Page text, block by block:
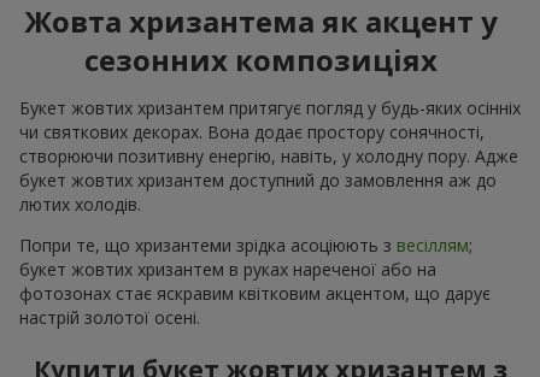
Жовта хризантема як акцент у
сезонних композиціях
Букет жовтих хризантем притягує погляд у будь-яких осінніх
чи святкових декорах. Вона додає простору сонячності,
створюючи позитивну енергію, навіть, у холодну пору. Адже
букет жовтих хризантем доступний до замовлення аж до
лютих холодів.
Попри те, що хризантеми зрідка асоціюють з весіллям;
букет жовтих хризантем в руках нареченої або на
фотозонах стає яскравим квітковим акцентом, що дарує
настрій золотої осені.
Купити букет жовтих хризантем з